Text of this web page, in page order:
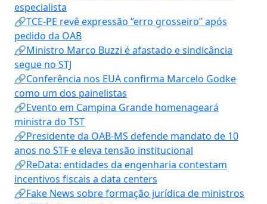
especialista
🔗TCE-PE revê expressão “erro grosseiro” após
pedido da OAB
🔗Ministro Marco Buzzi é afastado e sindicância
segue no STJ
🔗Conferência nos EUA confirma Marcelo Godke
como um dos painelistas
🔗Evento em Campina Grande homenageará
ministra do TST
🔗Presidente da OAB-MS defende mandato de 10
anos no STF e eleva tensão institucional
🔗ReData: entidades da engenharia contestam
incentivos fiscais a data centers
🔗Fake News sobre formação jurídica de ministros